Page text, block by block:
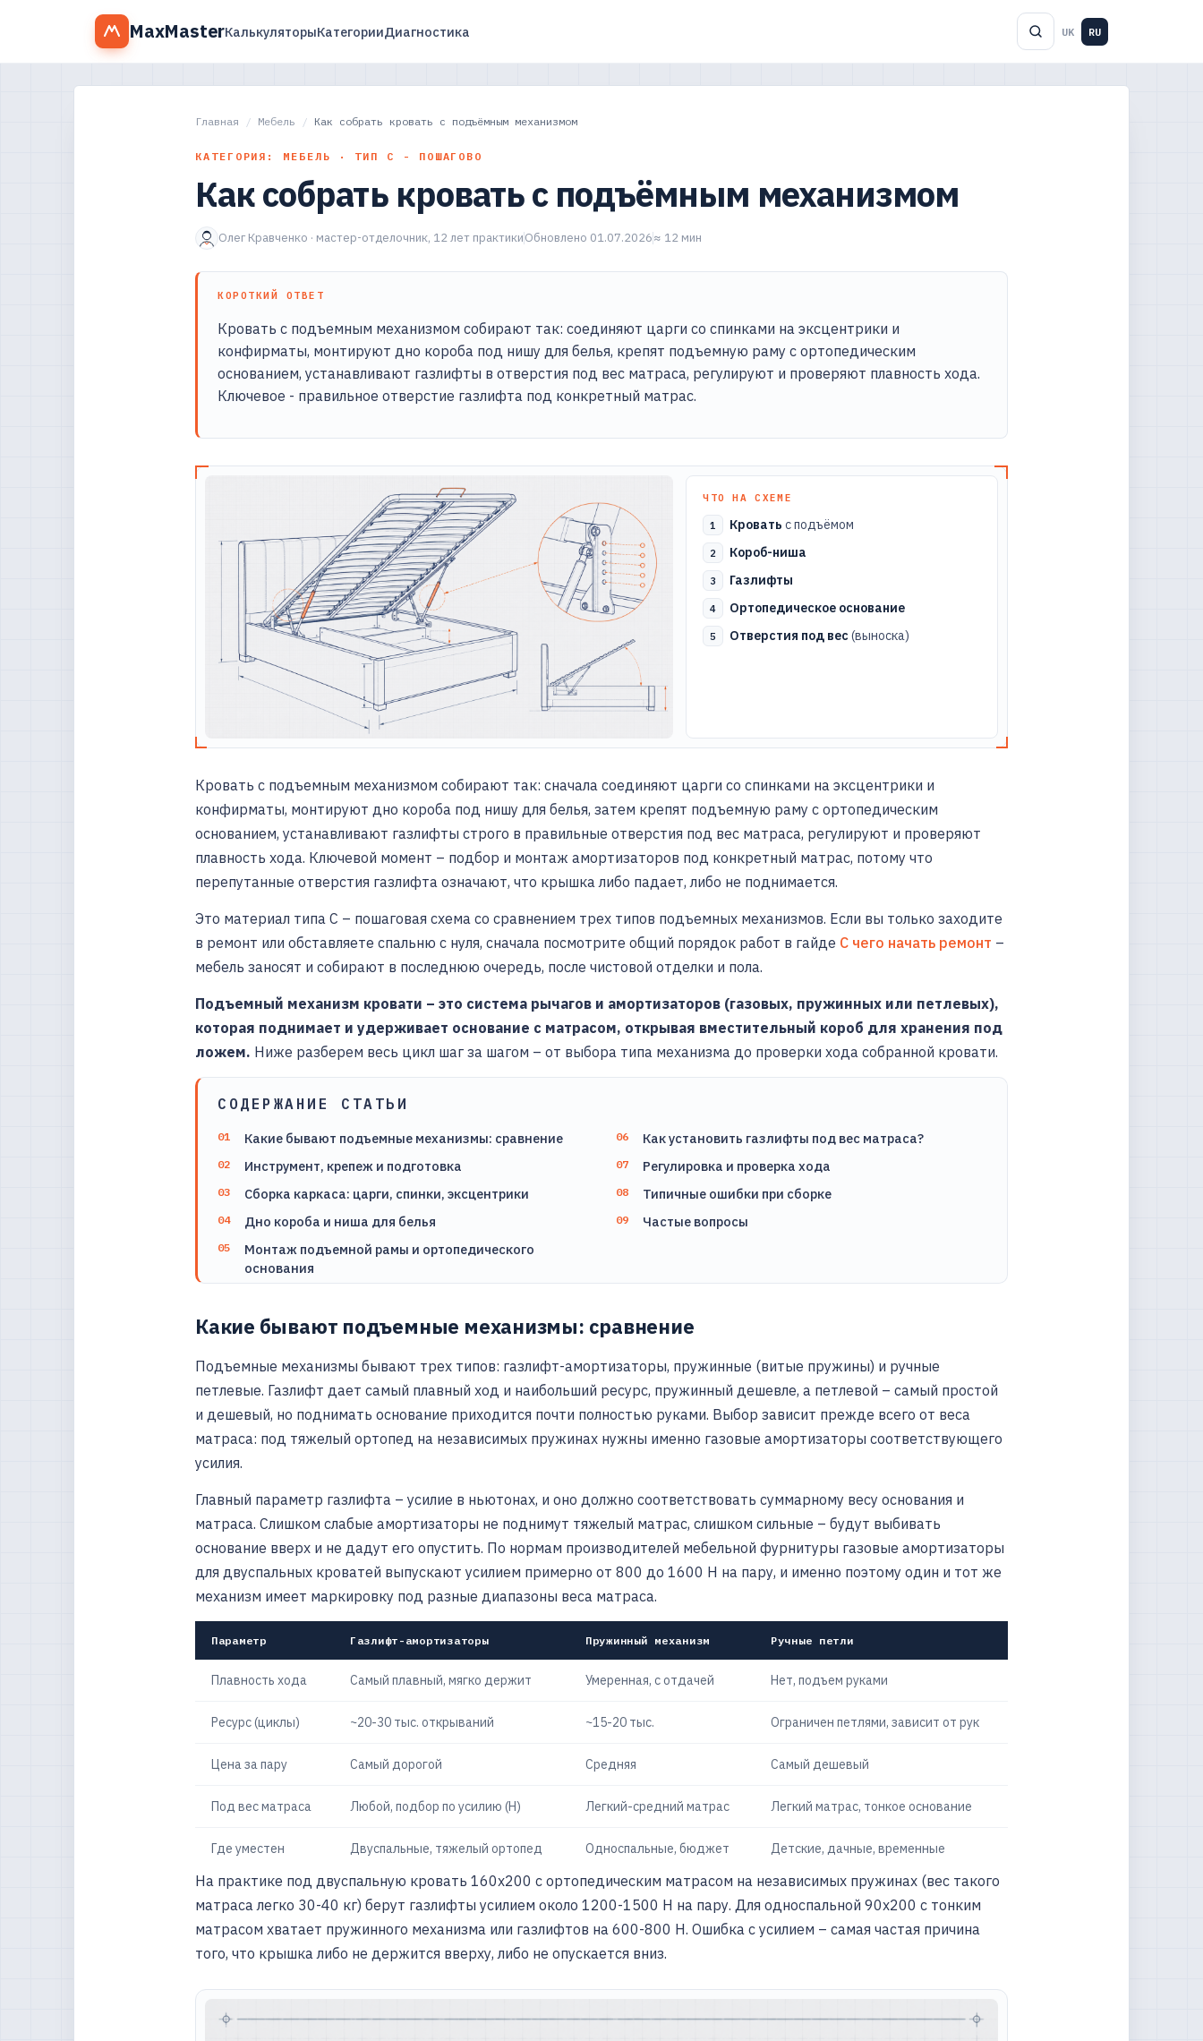
MaxMasterКалькуляторыКатегорииДиагностика UK RU
Главная / Мебель / Как собрать кровать с подъёмным механизмом
КАТЕГОРИЯ: МЕБЕЛЬ · ТИП С - ПОШАГОВО
Как собрать кровать с подъёмным механизмом
Олег Кравченко · мастер-отделочник, 12 лет практикиОбновлено 01.07.2026≈ 12 мин
КОРОТКИЙ ОТВЕТ
Кровать с подъемным механизмом собирают так: соединяют царги со спинками на эксцентрики и
конфирматы, монтируют дно короба под нишу для белья, крепят подъемную раму с ортопедическим
основанием, устанавливают газлифты в отверстия под вес матраса, регулируют и проверяют плавность хода.
Ключевое - правильное отверстие газлифта под конкретный матрас.
ЧТО НА СХЕМЕ
Кровать с подъёмом
Короб-ниша
Газлифты
Ортопедическое основание
Отверстия под вес (выноска)
Кровать с подъемным механизмом собирают так: сначала соединяют царги со спинками на эксцентрики и
конфирматы, монтируют дно короба под нишу для белья, затем крепят подъемную раму с ортопедическим
основанием, устанавливают газлифты строго в правильные отверстия под вес матраса, регулируют и проверяют
плавность хода. Ключевой момент – подбор и монтаж амортизаторов под конкретный матрас, потому что
перепутанные отверстия газлифта означают, что крышка либо падает, либо не поднимается.
Это материал типа С – пошаговая схема со сравнением трех типов подъемных механизмов. Если вы только заходите
в ремонт или обставляете спальню с нуля, сначала посмотрите общий порядок работ в гайде С чего начать ремонт –
мебель заносят и собирают в последнюю очередь, после чистовой отделки и пола.
Подъемный механизм кровати – это система рычагов и амортизаторов (газовых, пружинных или петлевых),
которая поднимает и удерживает основание с матрасом, открывая вместительный короб для хранения под
ложем. Ниже разберем весь цикл шаг за шагом – от выбора типа механизма до проверки хода собранной кровати.
СОДЕРЖАНИЕ СТАТЬИ
Какие бывают подъемные механизмы: сравнение
Инструмент, крепеж и подготовка
Сборка каркаса: царги, спинки, эксцентрики
Дно короба и ниша для белья
Монтаж подъемной рамы и ортопедического
основания
Как установить газлифты под вес матраса?
Регулировка и проверка хода
Типичные ошибки при сборке
Частые вопросы
Какие бывают подъемные механизмы: сравнение
Подъемные механизмы бывают трех типов: газлифт-амортизаторы, пружинные (витые пружины) и ручные
петлевые. Газлифт дает самый плавный ход и наибольший ресурс, пружинный дешевле, а петлевой – самый простой
и дешевый, но поднимать основание приходится почти полностью руками. Выбор зависит прежде всего от веса
матраса: под тяжелый ортопед на независимых пружинах нужны именно газовые амортизаторы соответствующего
усилия.
Главный параметр газлифта – усилие в ньютонах, и оно должно соответствовать суммарному весу основания и
матраса. Слишком слабые амортизаторы не поднимут тяжелый матрас, слишком сильные – будут выбивать
основание вверх и не дадут его опустить. По нормам производителей мебельной фурнитуры газовые амортизаторы
для двуспальных кроватей выпускают усилием примерно от 800 до 1600 Н на пару, и именно поэтому один и тот же
механизм имеет маркировку под разные диапазоны веса матраса.
Параметр Газлифт-амортизаторы Пружинный механизм Ручные петли
Плавность хода Самый плавный, мягко держит Умеренная, с отдачей Нет, подъем руками
Ресурс (циклы) ~20-30 тыс. открываний ~15-20 тыс. Ограничен петлями, зависит от рук
Цена за пару Самый дорогой Средняя Самый дешевый
Под вес матраса Любой, подбор по усилию (Н) Легкий-средний матрас Легкий матрас, тонкое основание
Где уместен Двуспальные, тяжелый ортопед Односпальные, бюджет Детские, дачные, временные
На практике под двуспальную кровать 160х200 с ортопедическим матрасом на независимых пружинах (вес такого
матраса легко 30-40 кг) берут газлифты усилием около 1200-1500 Н на пару. Для односпальной 90х200 с тонким
матрасом хватает пружинного механизма или газлифтов на 600-800 Н. Ошибка с усилием – самая частая причина
того, что крышка либо не держится вверху, либо не опускается вниз.